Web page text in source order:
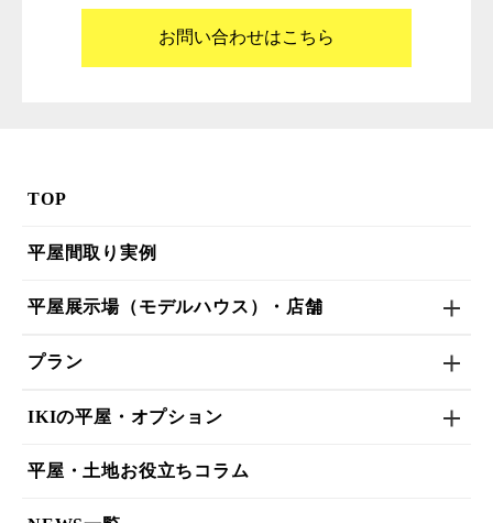
お問い合わせはこちら
TOP
平屋間取り実例
平屋展示場（モデルハウス）・店舗
プラン
IKIの平屋・オプション
平屋・土地お役立ちコラム